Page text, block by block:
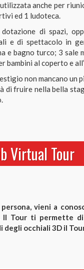
anche per
ed 1 ludoteca.
di spazi,
e di spettacolo in
e bagno turco; 3
bambini al coperto e
non mancano
di fruire nella bella
Virtual Tour
vieni a
Il Tour ti permette
degli occhiali 3D il